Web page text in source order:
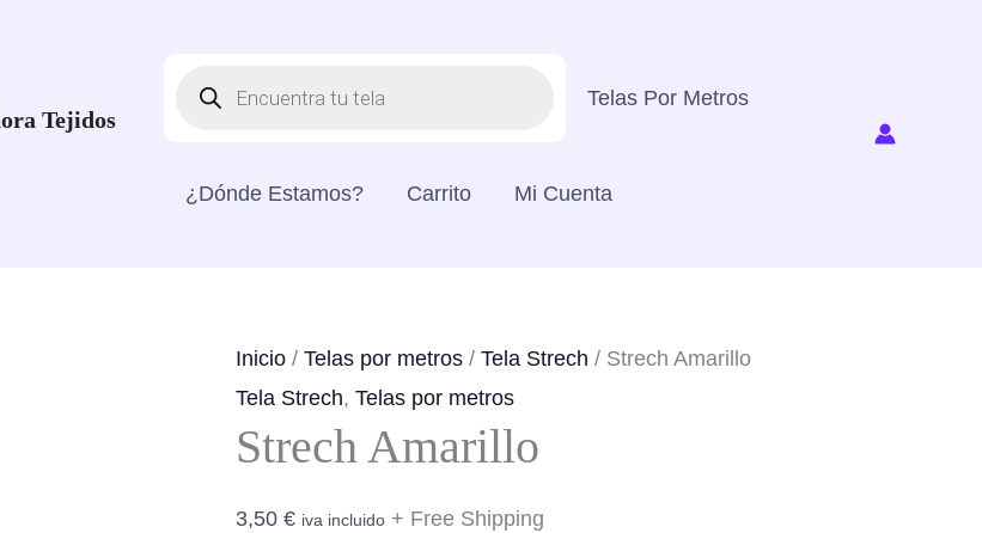
Tejidos
De
Telas Por Metros
¿Dónde Estamos? Carrito Mi Cuenta
Inicio / Telas por metros / Tela Strech / Strech Amarillo
Tela Strech, Telas por metros
Strech Amarillo
3,50 € iva incluido + Free Shipping